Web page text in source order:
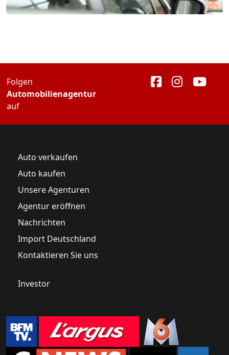
Folgen
Automobilienagentur
auf
Auto verkaufen
Auto kaufen
Unsere Agenturen
Agentur eröffnen
Nachrichten
Import Deutschland
Kontaktieren Sie uns
Investor